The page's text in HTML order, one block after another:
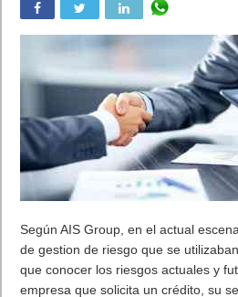
Según AIS Group, en el actual
de gestion de riesgo que se
que conocer los riesgos actuales y
empresa que solicita un crédito, su